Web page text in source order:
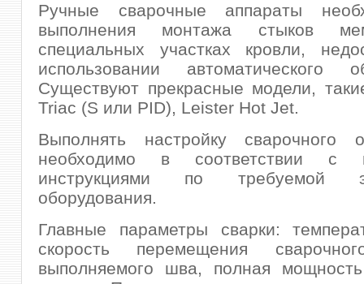
Ручные сварочные аппараты
выполнения монтажа стыков
специальных участках кровли,
использовании автоматического
Существуют прекрасные модели,
Triac (S или PID), Leister Hot Jet.
Выполнять настройку сварочного
необходимо в соответствии с
инструкциями по требуемой
оборудования.
Главные параметры сварки:
скорость перемещения
выполняемого шва, полная